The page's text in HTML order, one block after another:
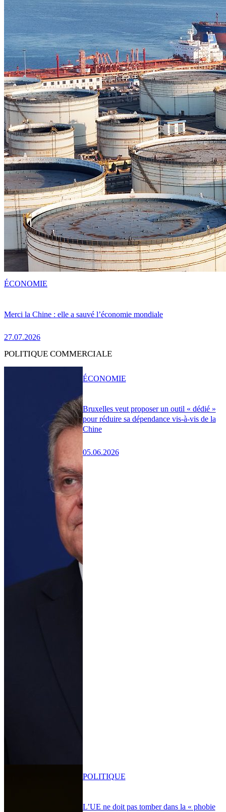
Merci la Chine : elle a sauvé l’économie mondiale
27.07.2026
ÉCONOMIE
POLITIQUE COMMERCIALE
Bruxelles veut proposer un outil « dédié »
pour réduire sa dépendance vis-à-vis de la
Chine
05.06.2026
ÉCONOMIE
L’UE ne doit pas tomber dans la « phobie
POLITIQUE